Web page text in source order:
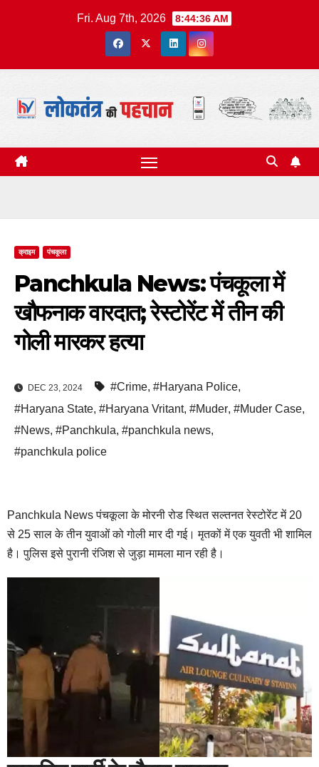
Fri. Aug 7th, 2026 8:44:36 AM
क्राइम पंचकूला
Panchkula News: पंचकूला में
खौफनाक वारदात; रेस्टोरेंट में तीन की
गोली मारकर हत्या
DEC 23, 2024 #Crime, #Haryana Police,
#Haryana State, #Haryana Vritant, #Muder, #Muder Case,
#News, #Panchkula, #panchkula news,
#panchkula police
Panchkula News पंचकूला के मोरनी रोड स्थित सल्तनत रेस्टोरेंट में 20
से 25 साल के तीन युवाओं को गोली मार दी गई। मृतकों में एक युवती भी शामिल
है। पुलिस इसे पुरानी रंजिश से जुड़ा मामला मान रही है।